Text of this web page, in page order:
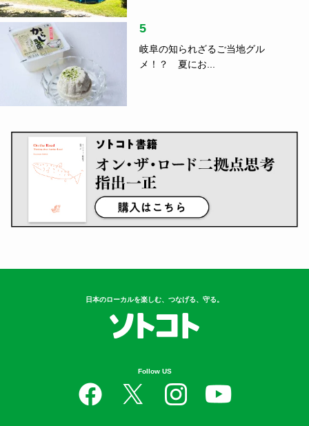
5
岐阜の知られざるご当地グル
メ！？ 夏にお...
日本のローカルを楽しむ、つなげる、守る。
Follow US